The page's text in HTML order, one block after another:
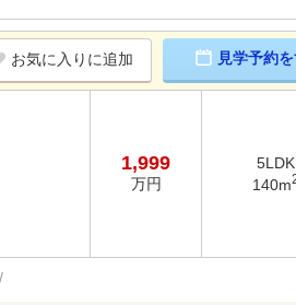
お気に入りに追加 見学予約
1,999
万円
5LDK
140m